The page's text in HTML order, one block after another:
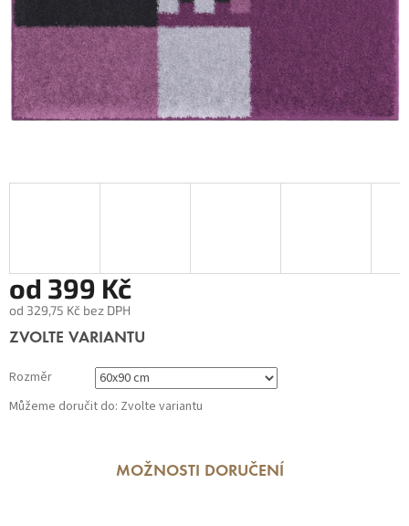
od 399 Kč
od 329,75 Kč bez DPH
Měrná
ZVOLTE VARIANTU
Rozměr
Můžeme doručit do: Zvolte variantu
MOŽNOSTI DORUČENÍ